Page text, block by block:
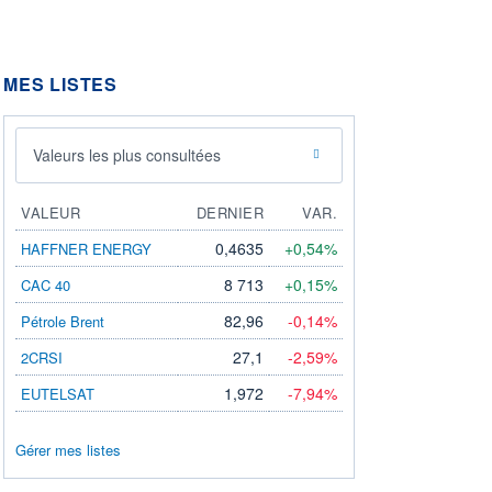
MES LISTES
Valeurs les plus consultées
VALEUR DERNIER
VAR.
HAFFNER ENERGY
0,4635 +0,54%
CAC 40 8 713 +0,15%
Pétrole Brent 82,96 -0,14%
2CRSI 27,1 -2,59%
EUTELSAT 1,972 -7,94%
Gérer mes listes